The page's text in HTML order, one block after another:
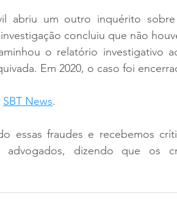
abriu um outro inquérito
concluiu que não
o relatório investigativo
Em 2020, o caso foi
SBT News.
essas fraudes e recebemos
advogados, dizendo que os